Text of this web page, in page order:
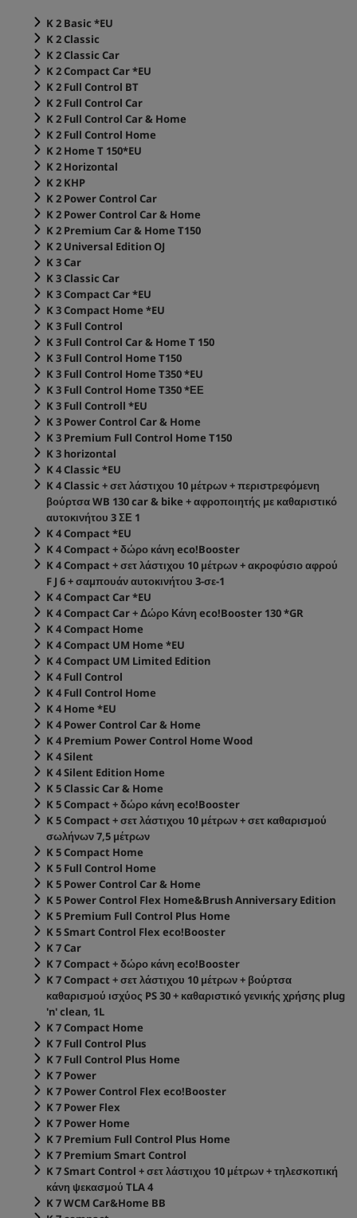
K 2 Basic *EU
K 2 Classic
K 2 Classic Car
K 2 Compact Car *EU
K 2 Full Control BT
K 2 Full Control Car
K 2 Full Control Car & Home
K 2 Full Control Home
K 2 Home T 150*EU
K 2 Horizontal
K 2 KHP
K 2 Power Control Car
K 2 Power Control Car & Home
K 2 Premium Car & Home T150
K 2 Universal Edition OJ
K 3 Car
K 3 Classic Car
K 3 Compact Car *EU
K 3 Compact Home *EU
K 3 Full Control
K 3 Full Control Car & Home T 150
K 3 Full Control Home T150
K 3 Full Control Home T350 *EU
K 3 Full Control Home T350 *ΕΕ
K 3 Full Controll *EU
K 3 Power Control Car & Home
K 3 Premium Full Control Home T150
K 3 horizontal
K 4 Classic *EU
K 4 Classic + σετ λάστιχου 10 μέτρων + περιστρεφόμενη
βούρτσα WB 130 car & bike + αφροποιητής με καθαριστικό
αυτοκινήτου 3 ΣΕ 1
K 4 Compact *EU
K 4 Compact + δώρο κάνη eco!Booster
K 4 Compact + σετ λάστιχου 10 μέτρων + ακροφύσιο αφρού
F J 6 + σαμπουάν αυτοκινήτου 3-σε-1
K 4 Compact Car *EU
K 4 Compact Car + Δώρο Κάνη eco!Booster 130 *GR
K 4 Compact Home
K 4 Compact UM Home *EU
K 4 Compact UM Limited Edition
K 4 Full Control
K 4 Full Control Home
K 4 Home *EU
K 4 Power Control Car & Home
K 4 Premium Power Control Home Wood
K 4 Silent
K 4 Silent Edition Home
K 5 Classic Car & Home
K 5 Compact + δώρο κάνη eco!Booster
K 5 Compact + σετ λάστιχου 10 μέτρων + σετ καθαρισμού
σωλήνων 7,5 μέτρων
K 5 Compact Home
K 5 Full Control Home
K 5 Power Control Car & Home
K 5 Power Control Flex Home&Brush Anniversary Edition
K 5 Premium Full Control Plus Home
K 5 Smart Control Flex eco!Booster
K 7 Car
K 7 Compact + δώρο κάνη eco!Booster
K 7 Compact + σετ λάστιχου 10 μέτρων + βούρτσα
καθαρισμού ισχύος PS 30 + καθαριστικό γενικής χρήσης plug
'n' clean, 1L
K 7 Compact Home
K 7 Full Control Plus
K 7 Full Control Plus Home
K 7 Power
K 7 Power Control Flex eco!Booster
K 7 Power Flex
K 7 Power Home
K 7 Premium Full Control Plus Home
K 7 Premium Smart Control
K 7 Smart Control + σετ λάστιχου 10 μέτρων + τηλεσκοπική
κάνη ψεκασμού TLA 4
K 7 WCM Car&Home BB